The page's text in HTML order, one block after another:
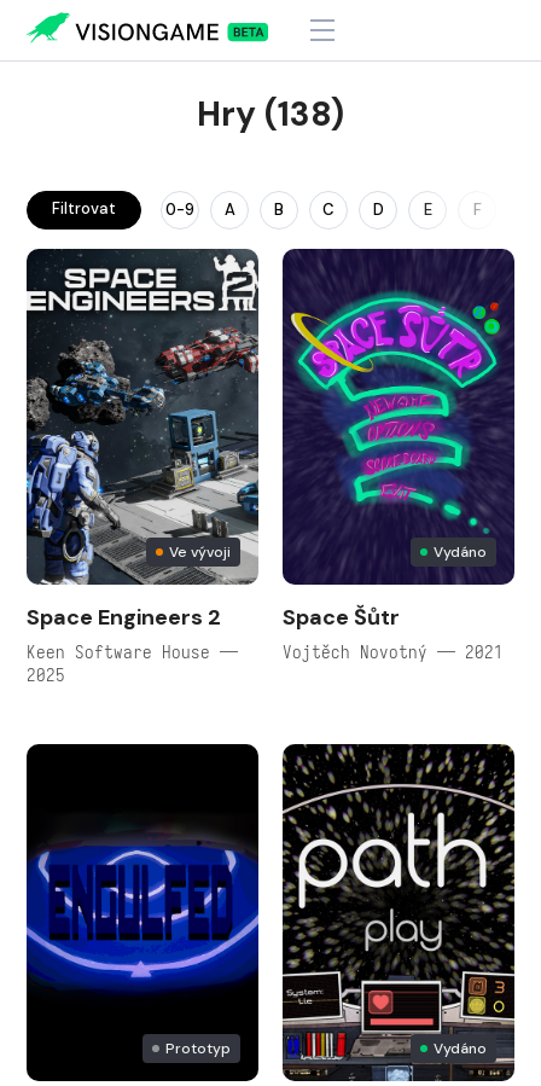
Hry (138)
Filtrovat 0-9 A B C D E F
Ve vývoji
Space Engineers 2
Keen Software House —
2025
Vydáno
Space Šůtr
Vojtěch Novotný — 2021
Prototyp Vydáno